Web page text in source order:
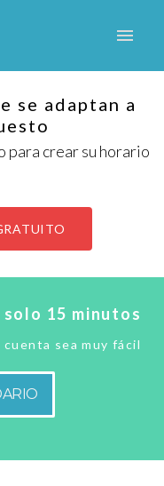
se adaptan a
para crear su horario
15 minutos
sea muy fácil